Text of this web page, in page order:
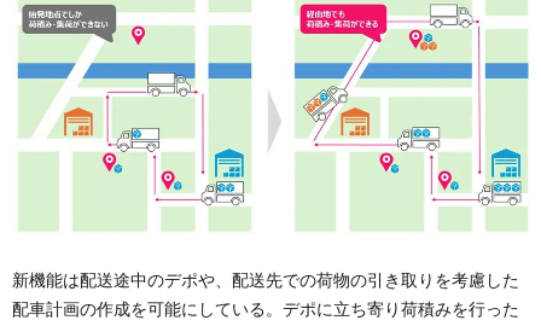
新機能は配送途中のデポや、配送先での荷物の引き取りを考慮した
配車計画の作成を可能にしている。デポに立ち寄り荷積みを行った